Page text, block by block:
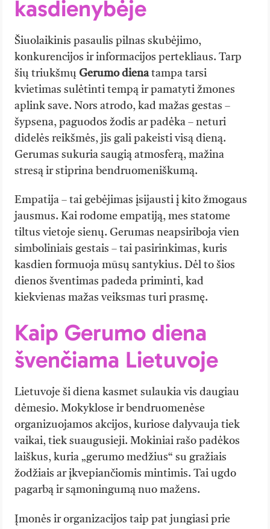
kasdienybėje
Šiuolaikinis pasaulis pilnas skubėjimo,
konkurencijos ir informacijos pertekliaus. Tarp
šių triukšmų Gerumo dienatampa tarsi
kvietimas sulėtinti tempą ir pamatyti žmones
aplink save. Nors atrodo, kad mažas gestas –
šypsena, paguodos žodis ar padėka – neturi
didelės reikšmės, jis gali pakeisti visą dieną.
Gerumas sukuria saugią atmosferą, mažina
stresą ir stiprina bendruomeniškumą.
Empatija – tai gebėjimas įsijausti į kito žmogaus
jausmus. Kai rodome empatiją, mes statome
tiltus vietoje sienų. Gerumas neapsiriboja vien
simboliniais gestais – tai pasirinkimas, kuris
kasdien formuoja mūsų santykius. Dėl to šios
dienos šventimas padeda priminti, kad
kiekvienas mažas veiksmas turi prasmę.
Kaip Gerumo diena
švenčiama Lietuvoje
Lietuvoje ši diena kasmet sulaukia vis daugiau
dėmesio. Mokyklose ir bendruomenėse
organizuojamos akcijos, kuriose dalyvauja tiek
vaikai, tiek suaugusieji. Mokiniai rašo padėkos
laiškus, kuria „gerumo medžius“ su gražiais
žodžiais ar įkvepiančiomis mintimis. Tai ugdo
pagarbą ir sąmoningumą nuo mažens.
Įmonės ir organizacijos taip pat jungiasi prie